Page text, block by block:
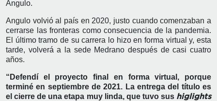
Angulo.
Angulo volvió al país en 2020, justo cuando comenzaban a
cerrarse las fronteras como consecuencia de la pandemia.
El último tramo de su carrera lo hizo en forma virtual y, esta
tarde, volverá a la sede Medrano después de casi cuatro
años.
“Defendí el proyecto final en forma virtual, porque
terminé en septiembre de 2021. La entrega del título es
el cierre de una etapa muy linda, que tuvo sus higlights